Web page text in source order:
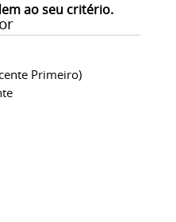
ao seu critério.
Primeiro)